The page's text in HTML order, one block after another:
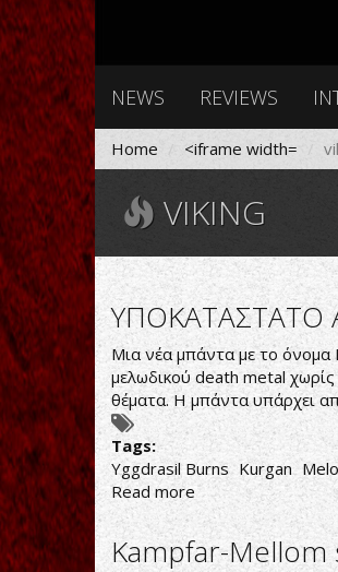
NEWS REVIEWS
Home <iframe width=
VIKING
ΥΠΟΚΑΤΑΣΤΑΤΟ
Μια νέα μπάντα με το όνομα
μελωδικού death metal χωρίς
θέματα. Η μπάντα υπάρχει
Tags:
Yggdrasil Burns Kurgan
Read more about
ΥΠΟΚΑΤΑΣΤΑΤΟ
AMON
AMARTH
Kampfar-Mellom